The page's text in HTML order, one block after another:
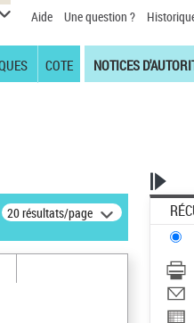
Aide Une question ?
COTE NOTICES
20 résultats/page